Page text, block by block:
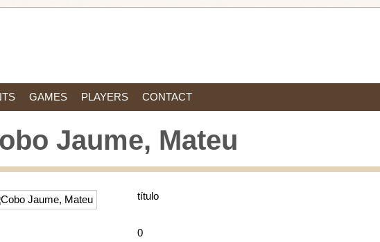
GAMES PLAYERS CONTACT
Jaume, Mateu
título
0